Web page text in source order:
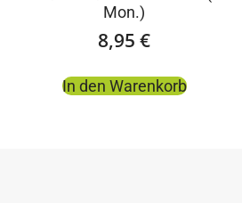
Mon.)
8,95 €
In den Warenkorb